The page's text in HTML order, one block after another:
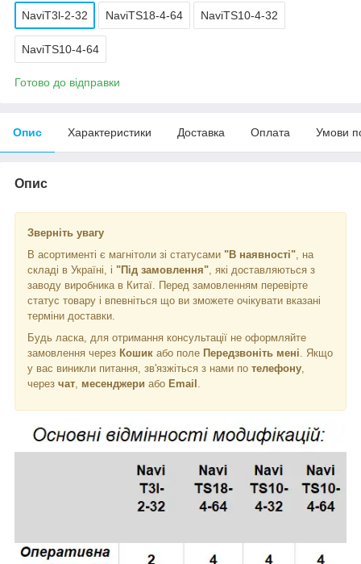
NaviT3l-2-32 NaviTS18-4-64 NaviTS10-4-32
NaviTS10-4-64
Готово до відправки
Опис Характеристики Доставка Оплата Умови
Опис
Зверніть увагу
В асортименті є магнітоли зі статусами "В наявності" , на
складі в Україні, і "Під замовлення" , які доставляються з
заводу виробника в Китаї. Перед замовленням перевірте
статус товару і впевніться що ви зможете очікувати вказані
терміни доставки.
Будь ласка, для отримання консультації не оформляйте
замовлення через Кошик або поле Передзвоніть мені . Якщо
у вас виникли питання, зв'язжіться з нами по телефону
через чат месенджери або Email